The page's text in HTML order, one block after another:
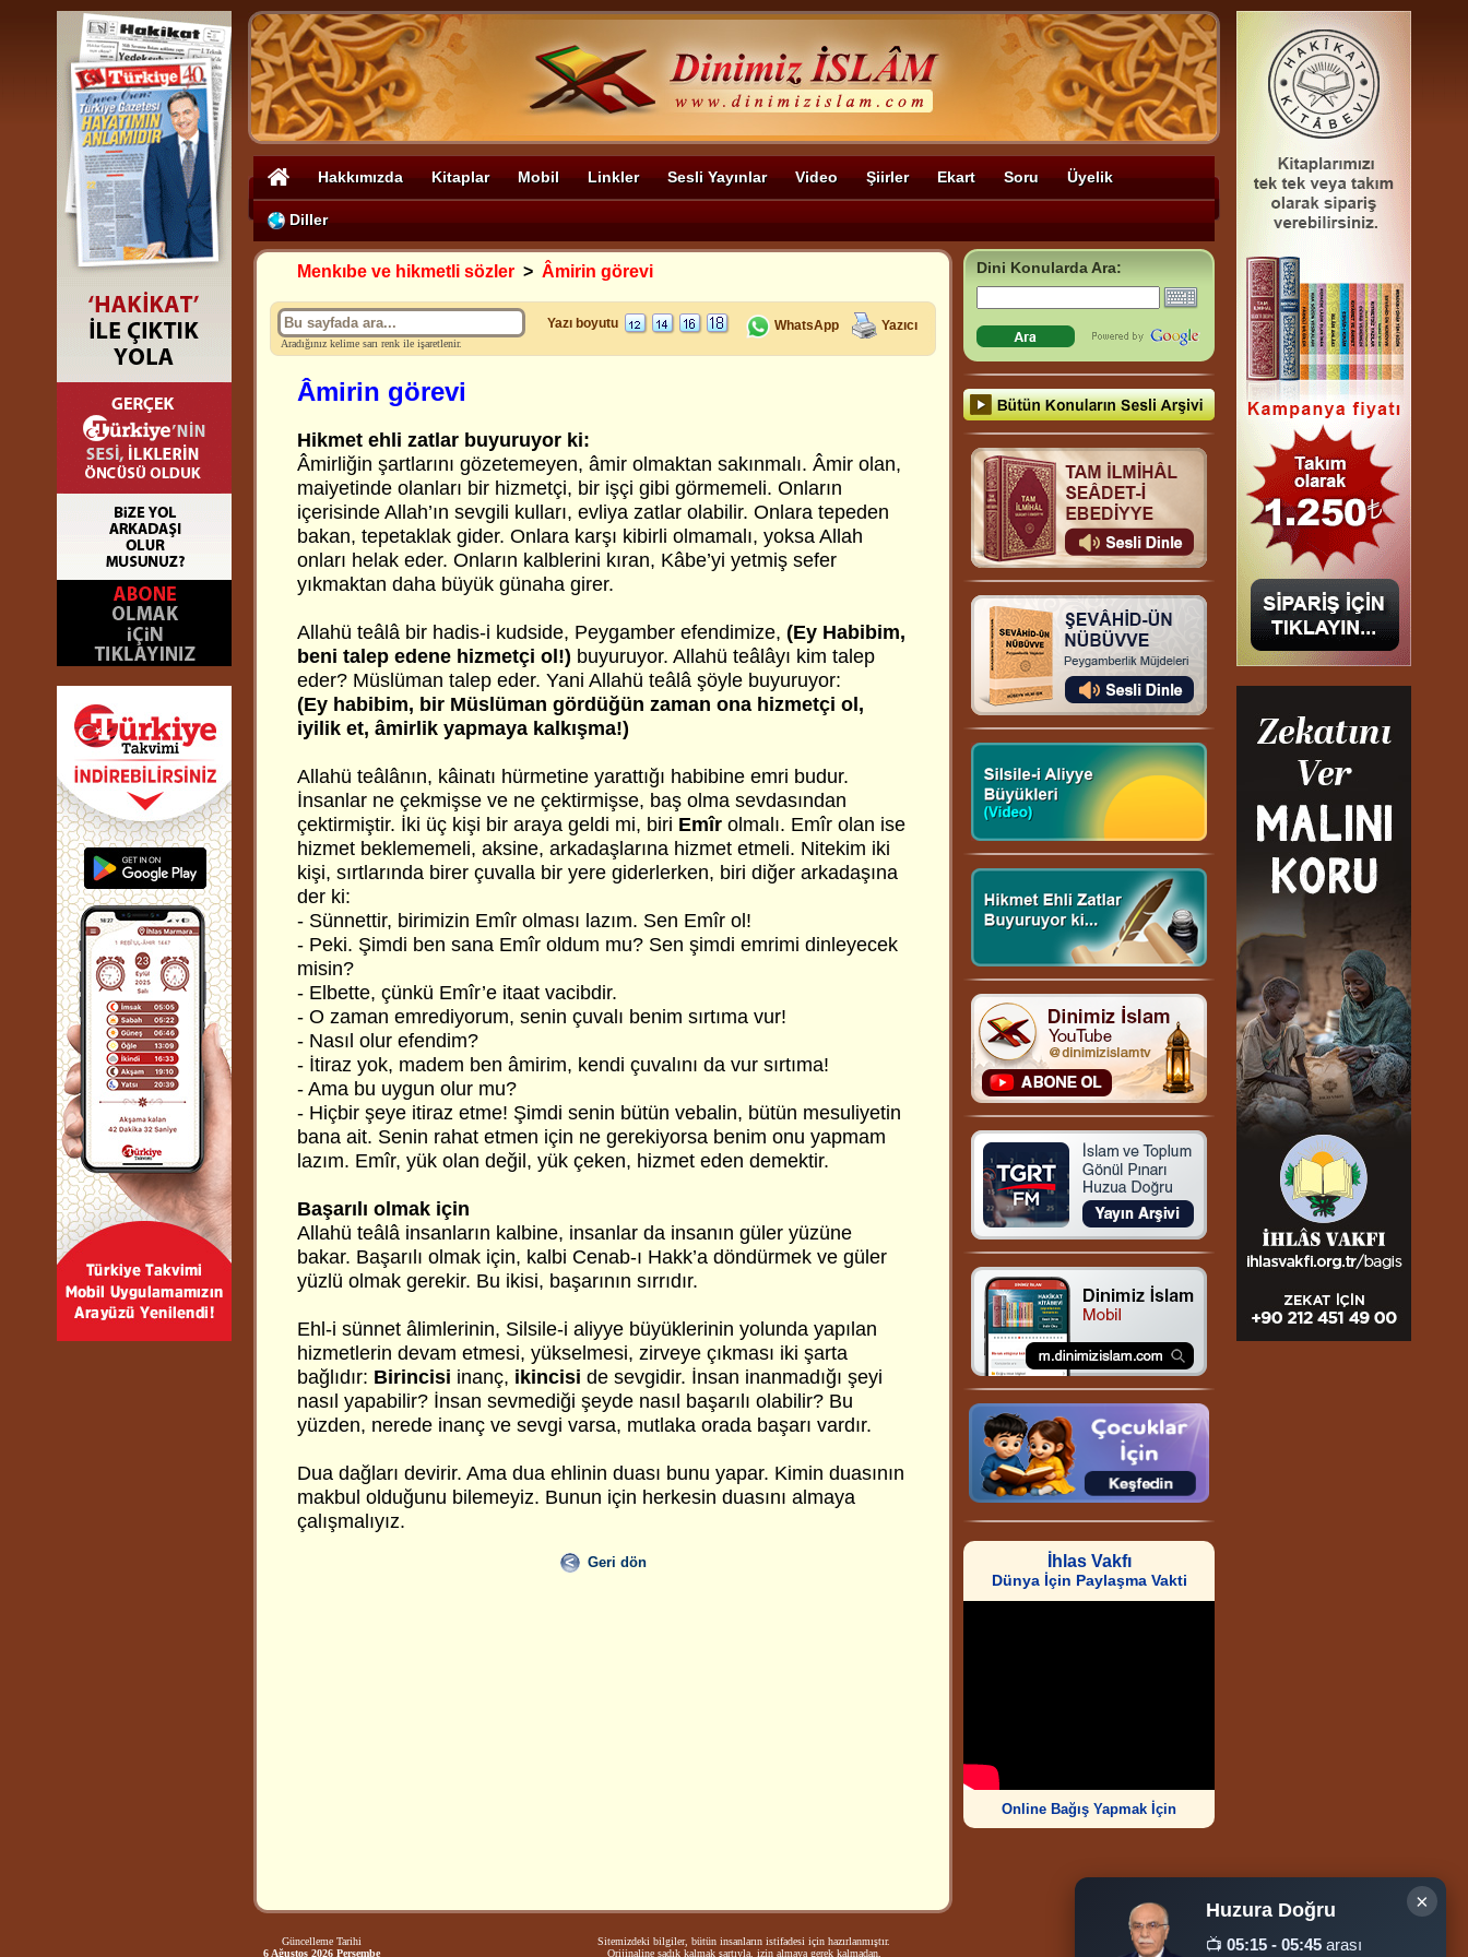
Hakkımızda Kitaplar Mobil Linkler Sesli Yayınlar Video Şiirler Ekart Soru Üyelik
Diller
Menkıbe ve hikmetli sözler > Âmirin görevi
Aradığınız kelime sarı renk ile işaretlenir.
Yazı boyutu WhatsApp Yazıcı
Âmirin görevi
Hikmet ehli zatlar buyuruyor ki:
Âmirliğin şartlarını gözetemeyen, âmir olmaktan sakınmalı. Âmir olan,
maiyetinde olanları bir hizmetçi, bir işçi gibi görmemeli. Onların
içerisinde Allah’ın sevgili kulları, evliya zatlar olabilir. Onlara tepeden
bakan, tepetaklak gider. Onlara karşı kibirli olmamalı, yoksa Allah
onları helak eder. Onların kalblerini kıran, Kâbe’yi yetmiş sefer
yıkmaktan daha büyük günaha girer.
Allahü teâlâ bir hadis-i kudside, Peygamber efendimize, (Ey Habibim,
beni talep edene hizmetçi ol!) buyuruyor. Allahü teâlâyı kim talep
eder? Müslüman talep eder. Yani Allahü teâlâ şöyle buyuruyor:
(Ey habibim, bir Müslüman gördüğün zaman ona hizmetçi ol,
iyilik et, âmirlik yapmaya kalkışma!)
Allahü teâlânın, kâinatı hürmetine yarattığı habibine emri budur.
İnsanlar ne çekmişse ve ne çektirmişse, baş olma sevdasından
çektirmiştir. İki üç kişi bir araya geldi mi, biri Emîr olmalı. Emîr olan ise
hizmet beklememeli, aksine, arkadaşlarına hizmet etmeli. Nitekim iki
kişi, sırtlarında birer çuvalla bir yere giderlerken, biri diğer arkadaşına
der ki:
- Sünnettir, birimizin Emîr olması lazım. Sen Emîr ol!
- Peki. Şimdi ben sana Emîr oldum mu? Sen şimdi emrimi dinleyecek
misin?
- Elbette, çünkü Emîr’e itaat vacibdir.
- O zaman emrediyorum, senin çuvalı benim sırtıma vur!
- Nasıl olur efendim?
- İtiraz yok, madem ben âmirim, kendi çuvalını da vur sırtıma!
- Ama bu uygun olur mu?
- Hiçbir şeye itiraz etme! Şimdi senin bütün vebalin, bütün mesuliyetin
bana ait. Senin rahat etmen için ne gerekiyorsa benim onu yapmam
lazım. Emîr, yük olan değil, yük çeken, hizmet eden demektir.
Başarılı olmak için
Allahü teâlâ insanların kalbine, insanlar da insanın güler yüzüne
bakar. Başarılı olmak için, kalbi Cenab-ı Hakk’a döndürmek ve güler
yüzlü olmak gerekir. Bu ikisi, başarının sırrıdır.
Ehl-i sünnet âlimlerinin, Silsile-i aliyye büyüklerinin yolunda yapılan
hizmetlerin devam etmesi, yükselmesi, zirveye çıkması iki şarta
bağlıdır: Birincisi inanç, ikincisi de sevgidir. İnsan inanmadığı şeyi
nasıl yapabilir? İnsan sevmediği şeyde nasıl başarılı olabilir? Bu
yüzden, nerede inanç ve sevgi varsa, mutlaka orada başarı vardır.
Dua dağları devirir. Ama dua ehlinin duası bunu yapar. Kimin duasının
makbul olduğunu bilemeyiz. Bunun için herkesin duasını almaya
çalışmalıyız.
Geri dön
Dini Konularda Ara:
İhlas Vakfı
Dünya İçin Paylaşma Vakti
Online Bağış Yapmak İçin
Güncelleme Tarihi
6 Ağustos 2026 Perşembe
Sitemizdeki bilgiler, bütün insanların istifadesi için hazırlanmıştır.
Orijinaline sadık kalmak şartıyla, izin almaya gerek kalmadan,
Ziyaretçi Sayısı
252.004.069
×
Huzura Doğru
📺 05:15 - 05:45 arası